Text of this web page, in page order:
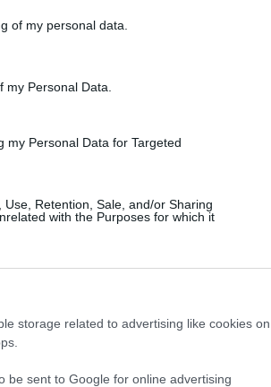
of my personal data.
Personal Data.
my Personal Data for Targeted
Retention, Sale, and/or Sharing
with the Purposes for which it
storage related to advertising like cookies on
be sent to Google for online advertising